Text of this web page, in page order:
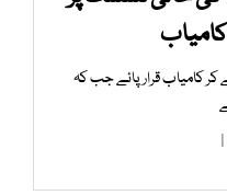
خانزادہ 104 ووٹ لے کر کامیاب قرار پائے جب کہ